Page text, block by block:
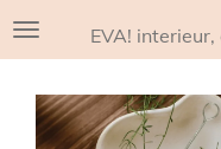
Ga
hoofdinhoud
EVA!